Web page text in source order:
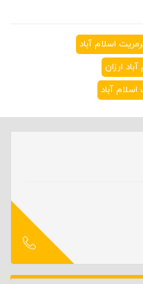
اسلام آباد
ارزان
آباد